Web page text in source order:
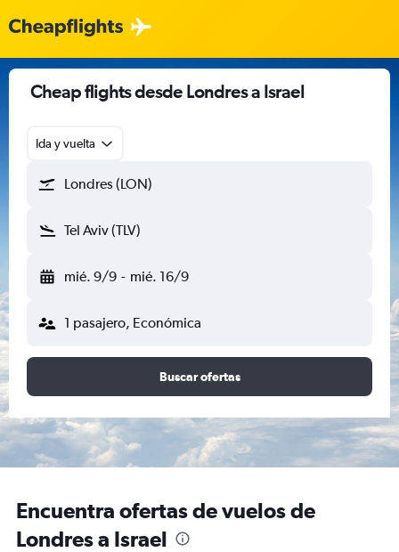
Cheap flights desde Londres a Israel
Ida y vuelta
Londres (LON)
Tel Aviv (TLV)
mié. 9/9 - mié. 16/9
1 pasajero, Económica
Buscar ofertas
Encuentra ofertas de vuelos de
Londres a Israel